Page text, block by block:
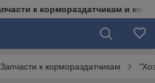
к кормораздатчикам и
Запчасти к кормораздатчикам